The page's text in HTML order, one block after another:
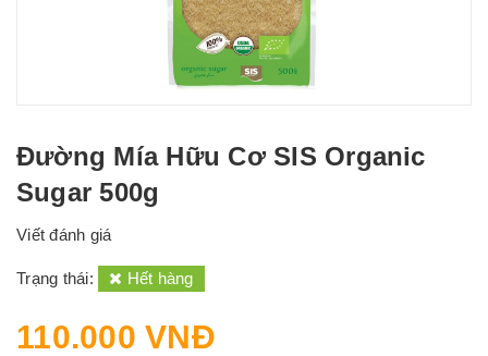
Đường Mía Hữu Cơ SIS Organic
Sugar 500g
Viết đánh giá
Trạng thái: Hết hàng
110.000 VNĐ